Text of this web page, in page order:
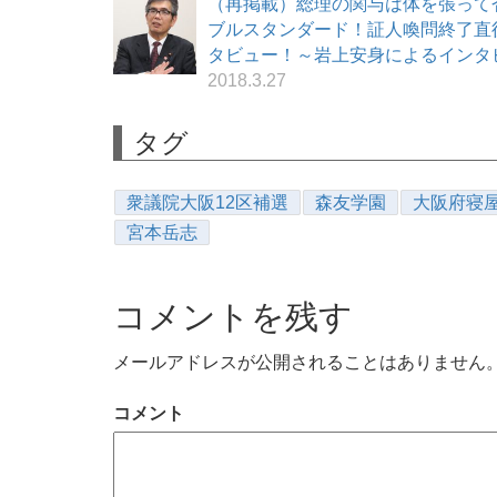
ブルスタンダード！証人喚問終了
タビュー！～岩上安身によるイン
2018.3.27
タグ
衆議院大阪12区補選 森友学園
大阪府寝
宮本岳志
コメントを残す
メールアドレスが公開されることはありません
コメント